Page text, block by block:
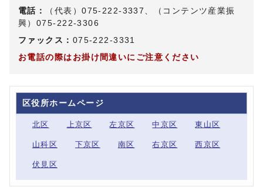
電話：
（代表）075-222-3337、（コンテンツ産業振
興）075-222-3306
ファックス： 075-222-3331
お電話の際はお掛け間違いにご注意ください
区役所ホームページ
北区 上京区 左京区 中京区 東山区
山科区 下京区 南区 右京区 西京区
伏見区